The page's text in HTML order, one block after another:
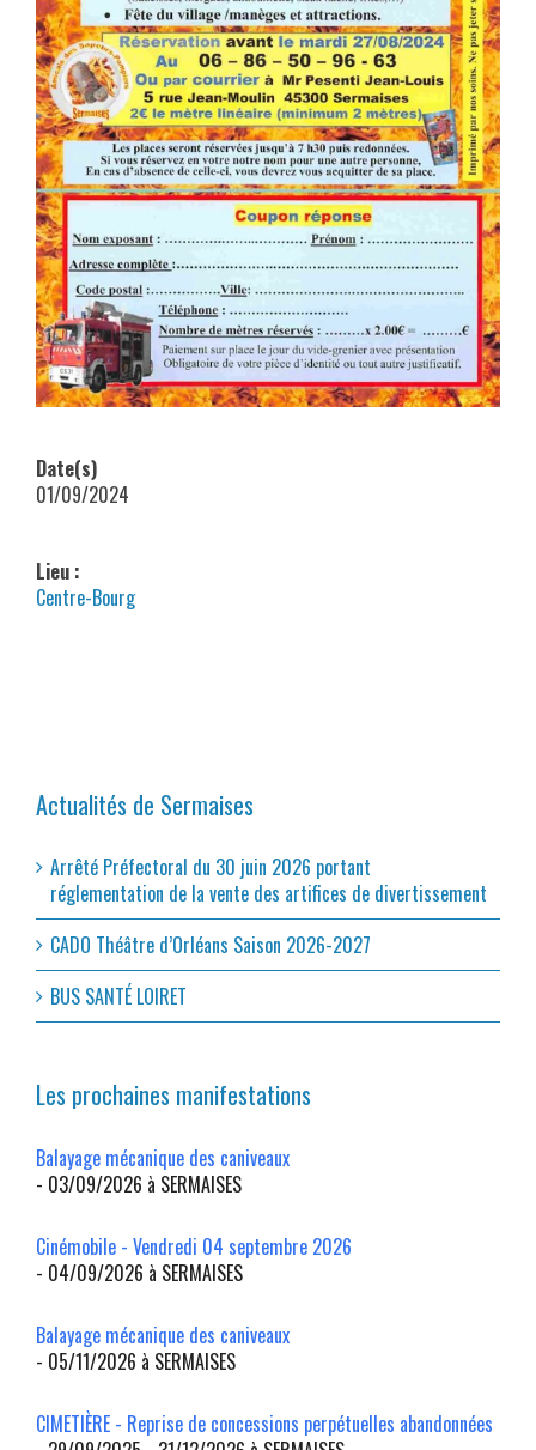
Date(s)
01/09/2024
Lieu :
Centre-Bourg
Actualités de Sermaises
Arrêté Préfectoral du 30 juin 2026 portant
réglementation de la vente des artifices de divertissement
CADO Théâtre d’Orléans Saison 2026-2027
BUS SANTÉ LOIRET
Les prochaines manifestations
Balayage mécanique des caniveaux
- 03/09/2026 à SERMAISES
Cinémobile - Vendredi 04 septembre 2026
- 04/09/2026 à SERMAISES
Balayage mécanique des caniveaux
- 05/11/2026 à SERMAISES
CIMETIÈRE - Reprise de concessions perpétuelles abandonnées